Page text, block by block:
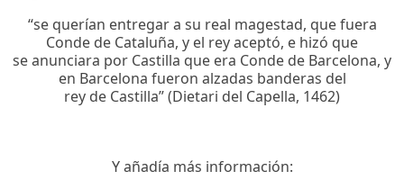
“se querían entregar a su real magestad, que fuera
Conde de Cataluña, y el rey aceptó, e hizó que
se anunciara por Castilla que era Conde de Barcelona, y
en Barcelona fueron alzadas banderas del
rey de Castilla” (Dietari del Capella, 1462)
Y añadía más información: